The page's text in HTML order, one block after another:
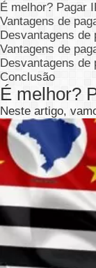
É melhor? Pagar
Vantagens de
Desvantagens de
Vantagens de
Desvantagens de
Conclusão
É melhor?
Neste artigo,